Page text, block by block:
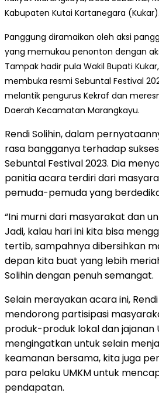
Kabupaten Kutai Kartanegara (Kukar).
Panggung diramaikan oleh aksi
yang memukau penonton dengan
Tampak hadir pula Wakil Bupati
membuka resmi Sebuntal Festival
melantik pengurus Kekraf dan
Daerah Kecamatan Marangkayu.
Rendi Solihin, dalam
rasa bangganya terhadap
Sebuntal Festival 2023. Dia
panitia acara terdiri dari
pemuda-pemuda yang
“Ini murni dari masyarakat dan
Jadi, kalau hari ini kita bisa
tertib, sampahnya dibersihkan
depan kita buat yang lebih
Solihin dengan penuh semangat.
Selain merayakan acara ini,
mendorong partisipasi
produk-produk lokal dan jajanan
mengingatkan untuk selain
keamanan bersama, kita juga
para pelaku UMKM untuk
pendapatan.